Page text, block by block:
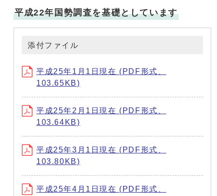
平成22年国勢調査を基礎としています
添付ファイル
平成25年1月1日現在 (PDF形式、
103.65KB)
平成25年2月1日現在 (PDF形式、
103.64KB)
平成25年3月1日現在 (PDF形式、
103.80KB)
平成25年4月1日現在 (PDF形式、